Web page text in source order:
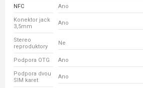
NFC Ano
Konektor jack
3,5mm
Ano
Stereo
reproduktory
Ne
Podpora OTG Ano
Podpora dvou
SIM karet
Ano